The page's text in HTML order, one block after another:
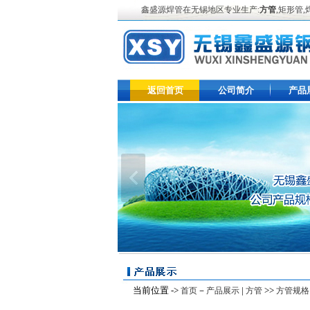
鑫盛源焊管在无锡地区专业生产:方管,矩形管,
返回首页 公司简介 产品
当前位置 -> 首页 － 产品展示 | 方管 >> 方管规格